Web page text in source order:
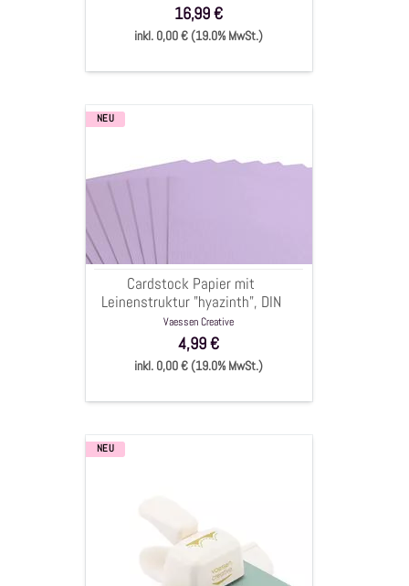
16,99 €
inkl. 0,00 € (19.0% MwSt.)
Cardstock
mit
Leinenstruktur
"hyazinth",
DIN
A4.
216g/qm,
10
Bögen
NEU
Cardstock Papier mit
Leinenstruktur "hyazinth", DIN
A4. 216g/qm, 10 Bögen
Vaessen Creative
4,99 €
inkl. 0,00 € (19.0% MwSt.)
Bordürenstanzer
Scallop"
NEU